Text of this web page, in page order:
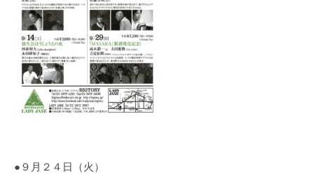
●９月２４日（火）